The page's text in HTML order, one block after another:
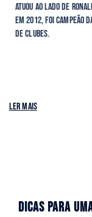
Atuou ao lado de
em 2012, foi campeão
de Clubes.
Ler mais
DICAS PARA